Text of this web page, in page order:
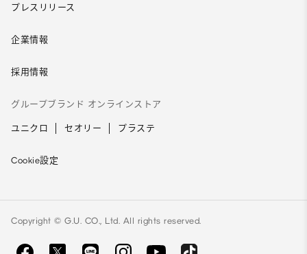
プレスリリース
企業情報
採用情報
グループブランド オンラインストア
ユニクロ セオリー プラステ
Cookie設定
Copyright © G.U. CO., Ltd. All rights reserved.